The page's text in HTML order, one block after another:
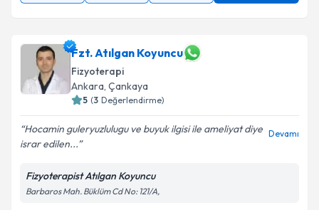
Fzt. Atılgan Koyuncu
Fizyoterapi
Ankara, Çankaya
5 (3 Değerlendirme)
Hocamin guleryuzlulugu ve buyuk ilgisi ile ameliyat diye
israr edilen...
Devamı
Fizyoterapist Atılgan Koyuncu
Barbaros Mah. Büklüm Cd No: 121/A,